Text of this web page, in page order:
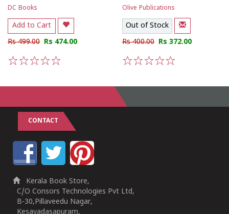
DC Books
Add to Cart
Rs 499.00 Rs 474.00
Olive Publications
Out of Stock
Rs 400.00 Rs 372.00
CONTACT
Kerala Book Store,
C/O Consors Technologies Pvt Ltd,
B-30,Pillaveedu Nagar,
Kesavadasapuram,